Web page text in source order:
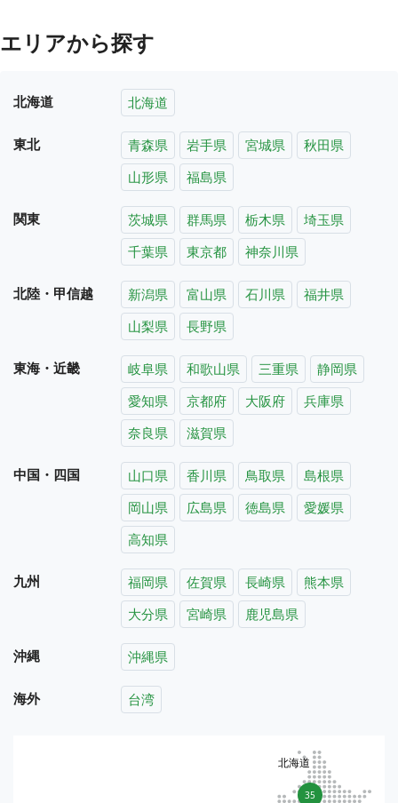
エリアから探す
北海道 北海道
東北 青森県 岩手県 宮城県
秋田県
山形県
福島県
関東 茨城県 群馬県 栃木県
埼玉県
千葉県
東京都 神奈川県
北陸・甲信越 新潟県 富山県 石川県
福井県
山梨県
長野県
東海・近畿 岐阜県 和歌山県 三重県
静岡県
愛知県
京都府 大阪府
兵庫県
奈良県
滋賀県
中国・四国 山口県 香川県 鳥取県
島根県
岡山県
広島県 徳島県
愛媛県
高知県
九州 福岡県 佐賀県 長崎県
熊本県
大分県
宮崎県 鹿児島県
沖縄 沖縄県
海外 台湾
35
北海道